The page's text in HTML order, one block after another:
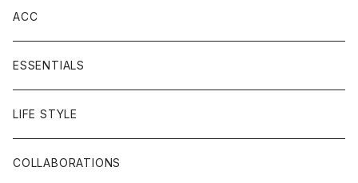
ACC
ESSENTIALS
LIFE STYLE
COLLABORATIONS